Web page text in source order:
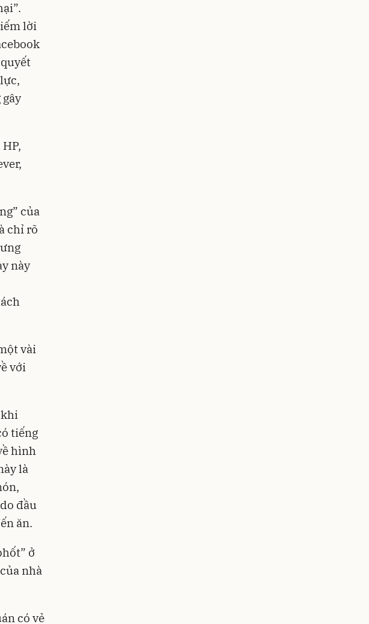
lời
của
chỉ rõ
này
vài
với
tiếng
hình
là
đầu
ăn.
ở
nhà
có vẻ